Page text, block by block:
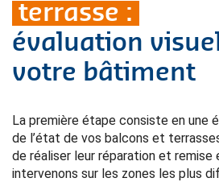
terrasse :
évaluation
votre bâtiment
La première étape consiste en une
de l’état de vos balcons et
de réaliser leur réparation et remise
intervenons sur les zones les plus